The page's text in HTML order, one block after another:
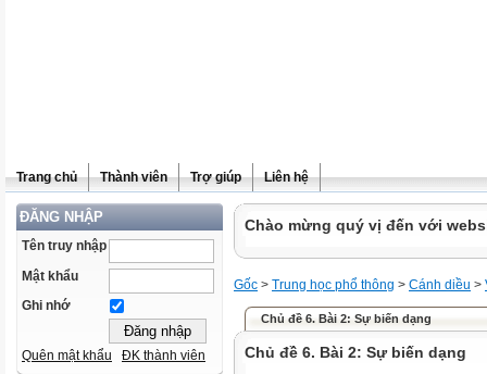
Trang chủ Thành viên Trợ giúp Liên hệ
ĐĂNG NHẬP
Tên truy nhập
Mật khẩu
Ghi nhớ
Quên mật khẩu ĐK thành viên
Chào mừng quý vị đến với
Gốc > Trung học phổ thông > Cánh diều >
Chủ đề 6. Bài 2: Sự biến dạng
Chủ đề 6. Bài 2: Sự biến dạng